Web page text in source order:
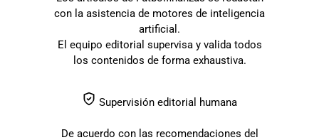
con la asistencia de motores de inteligencia
artificial.
El equipo editorial supervisa y valida todos
los contenidos de forma exhaustiva.
Supervisión editorial humana
De acuerdo con las recomendaciones del